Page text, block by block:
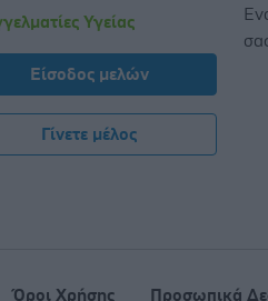
Υγείας
Είσοδος μελών
Γίνετε μέλος
Όροι Χρήσης Προσωπικά